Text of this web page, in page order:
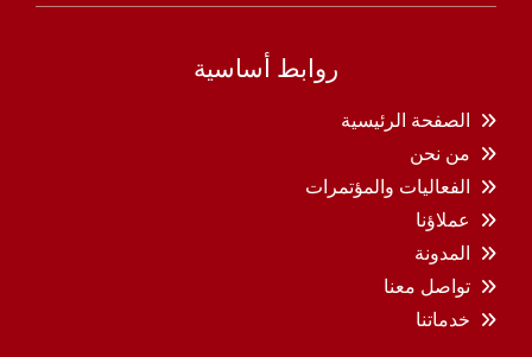
روابط أساسية
الصفحة الرئيسية
من نحن
الفعاليات والمؤتمرات
عملاؤنا
المدونة
تواصل معنا
خدماتنا